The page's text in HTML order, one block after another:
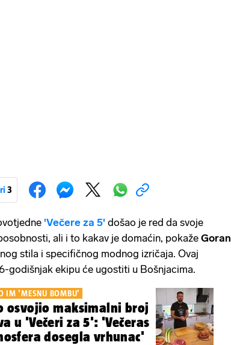
3
'Večere za 5' došao je red da svoje
ali i to kakav je domaćin, pokažeGoran
stila i specifičnog modnog izričaja. Ovaj
godišnjak ekipu će ugostiti u Bošnjacima.
IM 'MESNU BOMBU'
osvojio maksimalni broj
u 'Večeri za 5': 'Večeras
dosegla vrhunac'